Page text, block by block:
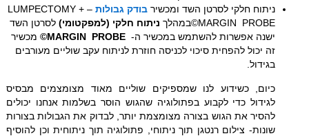
ניתוח חלקי לסרטן השד ומכשיר בודק גבולות
– LUMPECTOMY +
MARGIN PROBE©במהלך
ניתוח חלקי (למפקטומי)לסרטן השד
ישנה אפשרות להשתמש במכשיר ה- MARGIN PROBE
© מכשיר
זה יכול להפחית סיכוי לכניסה חוזרת לניתוח עקב שוליים מעורבים
בגידול.
כיום, כשידוע לנו שמספיקים שוליים מאוד מצומצמים מבסיס
לגידול כדי לקבוע בפתולוגיה שהגוש הוסר בשלמות אנחנו יכולים
להסיר את הגוש בצורה מצומצמת יותר, לבדוק את הגבולות בצורות
שונות- צילום רנטגן תוך ניתוחי, פתולוגיה תוך ניתוחית וכן להוסיף